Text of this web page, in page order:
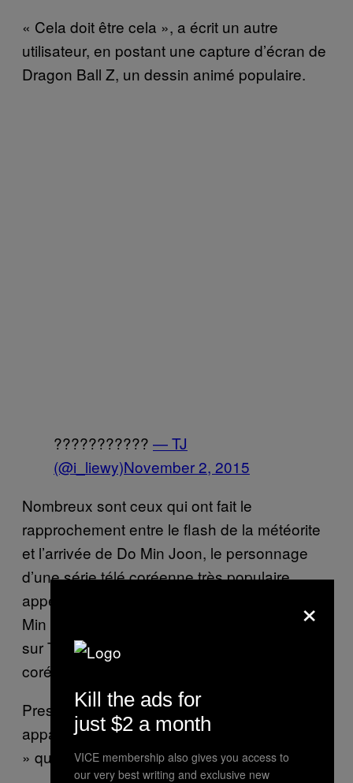
« Cela doit être cela », a écrit un autre
utilisateur, en postant une capture d’écran de
Dragon Ball Z, un dessin animé populaire.
??????????? — TJ
(@i_liewy)November 2, 2015
Nombreux sont ceux qui ont fait le
rapprochement entre le flash de la météorite
et l’arrivée de Do Min Joon, le personnage
d’une série télé coréenne très populaire
appelée
Min Joon est un extraterrestre qui débarque
sur Terre et tombe amoureux d’une actrice
coréenne.
Presque autant de photographies de l’acteur
apparaissent sous le hashtag « lumière verte
» que de photos de la météorite elle-même.
×
Kill the ads for
just $2 a month
VICE membership also gives you access to
our very best writing and exclusive new